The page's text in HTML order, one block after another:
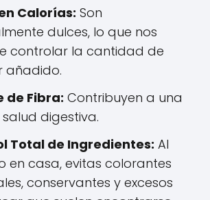
Calorías: Son
dulces, lo que nos
controlar la cantidad de
añadido.
de Fibra: Contribuyen a una
digestiva.
Total de Ingredientes: Al
en casa, evitas colorantes
conservantes y excesos